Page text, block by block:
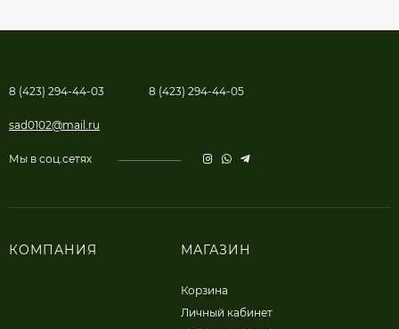
8 (423) 294-44-03 8 (423) 294-44-05
sad0102@mail.ru
Мы в соц.сетях
КОМПАНИЯ МАГАЗИН
Корзина
Личный кабинет